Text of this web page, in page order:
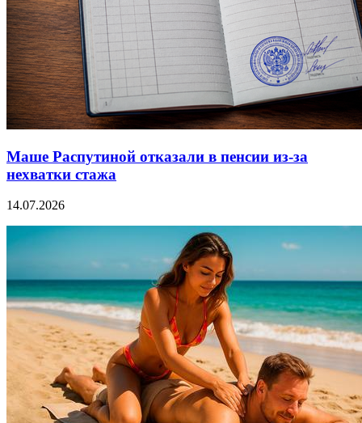
Маше Распутиной отказали в пенсии из-за
нехватки стажа
14.07.2026